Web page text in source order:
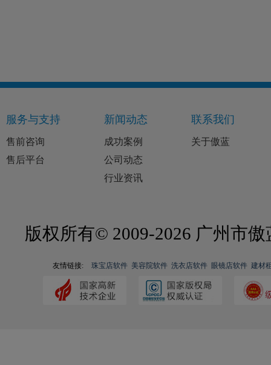
服务与支持
售前咨询
售后平台
新闻动态
成功案例
公司动态
行业资讯
联系我们
关于傲蓝
版权所有© 2009-2026 广州市
友情链接: 珠宝店软件 美容院软件 洗衣店软件 眼镜店软件 建材